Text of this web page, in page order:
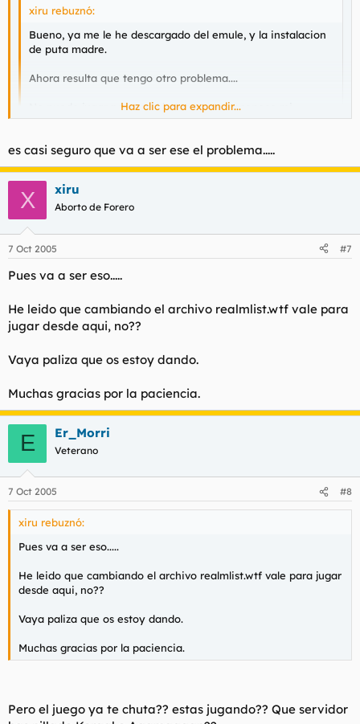
xiru rebuznó:
Bueno, ya me le he descargado del emule, y la instalacion
de puta madre.
Ahora resulta que tengo otro problema....
No puedo jugar porque el juego no me reconoce mi
nombre o mi password. En la pagina de wow en europa
pero en el juego no me deja entrar.
He llamado al numero de servicio tecnico y les he
explicado lo que pasa. Y no me lo solucionan. Me han
cambiado la contraseña, pero nada.
Me han comentado algo de los servidores.
No te habras bajado la version americana del juego?
Haz clic para expandir...
es casi seguro que va a ser ese el problema.....
X xiru
Aborto de Forero
7 Oct 2005 #7
Pues va a ser eso.....
He leido que cambiando el archivo realmlist.wtf vale para
jugar desde aqui, no??
Vaya paliza que os estoy dando.
Muchas gracias por la paciencia.
E Er_Morri
Veterano
7 Oct 2005 #8
xiru rebuznó:
Pues va a ser eso.....
He leido que cambiando el archivo realmlist.wtf vale para jugar
desde aqui, no??
Vaya paliza que os estoy dando.
Muchas gracias por la paciencia.
Pero el juego ya te chuta?? estas jugando?? Que servidor